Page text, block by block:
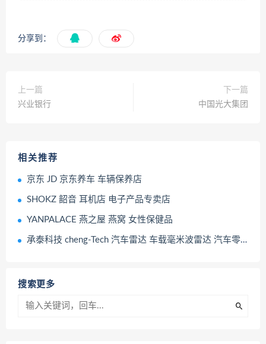
分享到：
上一篇
兴业银行
下一篇
中国光大集团
相关推荐
京东 JD 京东养车 车辆保养店
SHOKZ 韶音 耳机店 电子产品专卖店
YANPALACE 燕之屋 燕窝 女性保健品
承泰科技 cheng-Tech 汽车雷达 车载毫米波雷达 汽车零部件 汽车配件
搜索更多